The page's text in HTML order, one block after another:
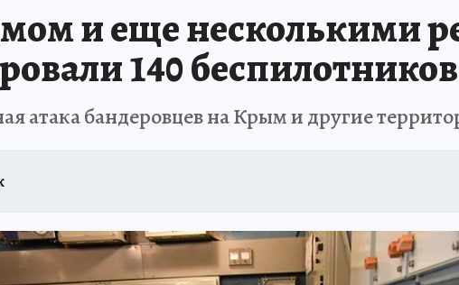
и еще несколькими
140 беспилотников
атака бандеровцев на Крым и другие